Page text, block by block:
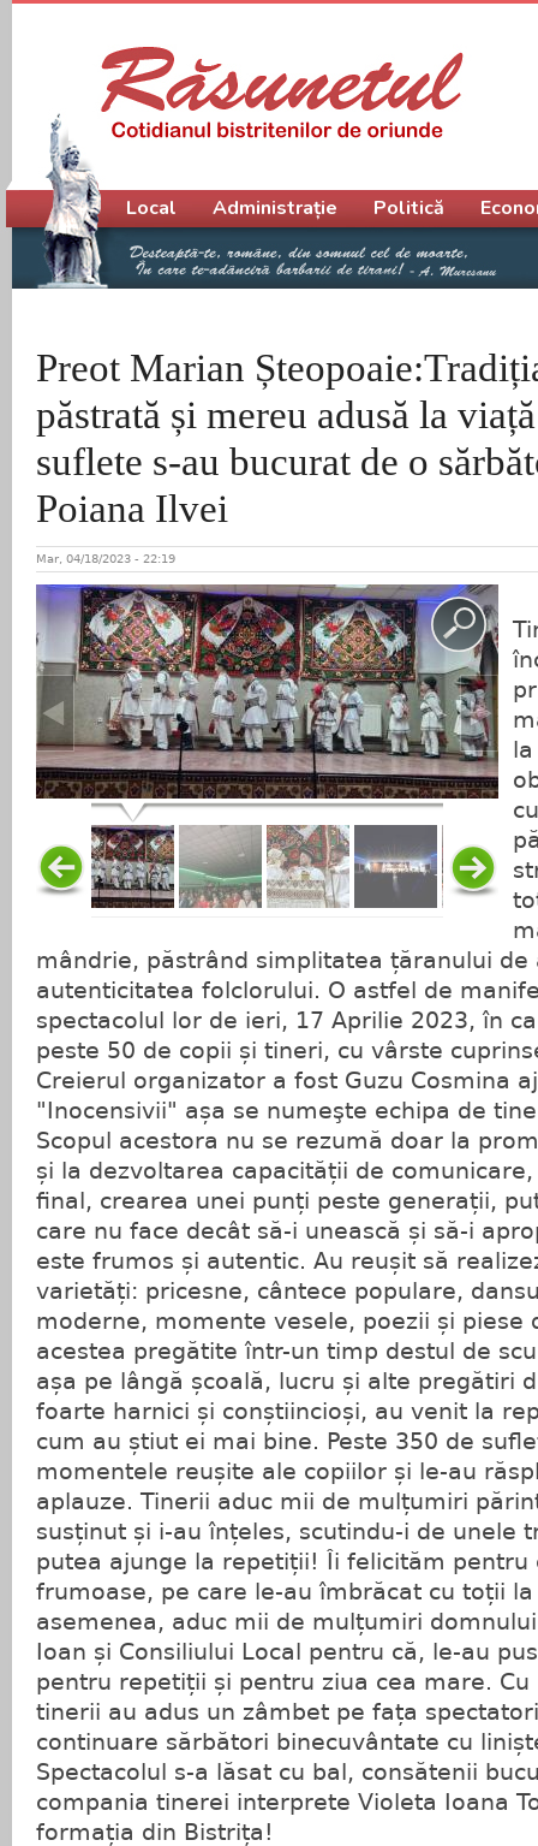
Preot Marian
păstrată și mereu adusă la
suflete s-au bucurat de o
Poiana Ilvei
Mar, 04/18/2023 - 22:19
mândrie, păstrând simplitatea țăranului de
autenticitatea folclorului. O astfel de
spectacolul lor de ieri, 17 Aprilie 2023, în
peste 50 de copii și tineri, cu vârste
Creierul organizator a fost Guzu Cosmina
"Inocensivii" așa se numeşte echipa de
Scopul acestora nu se rezumă doar la
și la dezvoltarea capacității de
final, crearea unei punți peste generații,
care nu face decât să-i unească și să-i
este frumos și autentic. Au reușit să
varietăți: pricesne, cântece populare,
moderne, momente vesele, poezii și piese
acestea pregătite într-un timp destul de
așa pe lângă școală, lucru și alte pregătiri
foarte harnici și conștiincioși, au venit la
cum au știut ei mai bine. Peste 350 de
momentele reușite ale copiilor și le-au
aplauze. Tinerii aduc mii de mulțumiri
susținut și i-au înțeles, scutindu-i de unele
putea ajunge la repetiții! Îi felicităm pentru
frumoase, pe care le-au îmbrăcat cu toții la
asemenea, aduc mii de mulțumiri
Ioan și Consiliului Local pentru că, le-au
pentru repetiții și pentru ziua cea mare. Cu
tinerii au adus un zâmbet pe fața
continuare sărbători binecuvântate cu
Spectacolul s-a lăsat cu bal, consătenii
compania tinerei interprete Violeta Ioana
formația din Bistrița!
Meniu principal
Local Administrație Politică